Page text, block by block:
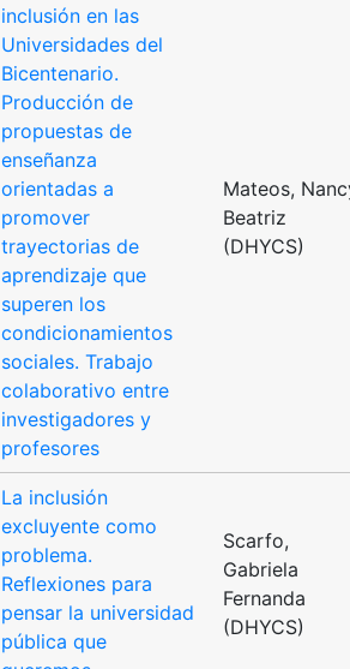
inclusión en las
Universidades del
Bicentenario.
Producción de
propuestas de
enseñanza
orientadas a
promover
trayectorias de
aprendizaje que
superen los
condicionamientos
sociales. Trabajo
colaborativo entre
investigadores y
profesores
Mateos,
Beatriz
(DHYCS)
La inclusión
excluyente como
problema.
Reflexiones para
pensar la universidad
pública que
Scarfo,
Gabriela
Fernanda
(DHYCS)